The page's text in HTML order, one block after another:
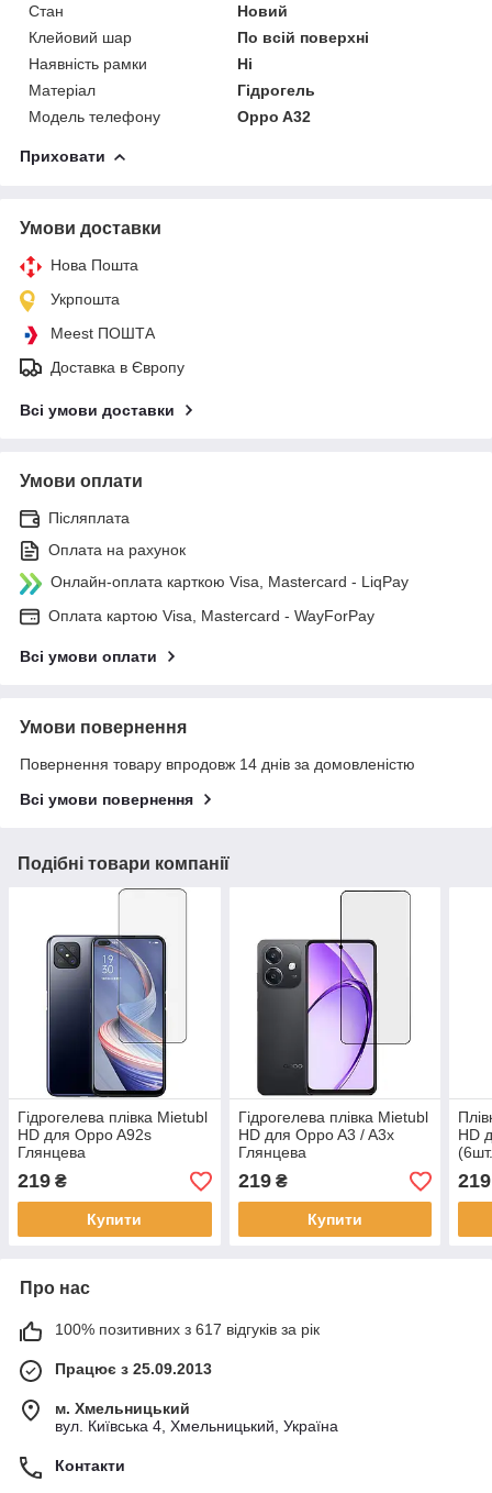
Стан
Новий
Клейовий шар
По всій поверхні
Наявність рамки
Ні
Матеріал
Гідрогель
Модель телефону
Oppo A32
Приховати
Умови доставки
Нова Пошта
Укрпошта
Meest ПОШТА
Доставка в Європу
Всі умови доставки
Умови оплати
Післяплата
Оплата на рахунок
Онлайн-оплата карткою Visa, Mastercard - LiqPay
Оплата картою Visa, Mastercard - WayForPay
Всі умови оплати
Умови повернення
Повернення товару впродовж 14 днів за домовленістю
Всі умови повернення
Подібні товари компанії
Гідрогелева плівка Mietubl
HD для Oppo A92s
Глянцева
219 ₴
Купити
Гідрогелева плівка Mietubl
HD для Oppo A3 / A3x
Глянцева
219₴
Купити
HD
219
Про нас
100% позитивних з 617 відгуків за рік
Працює з 25.09.2013
м. Хмельницький
вул. Київська 4, Хмельницький, Україна
Контакти